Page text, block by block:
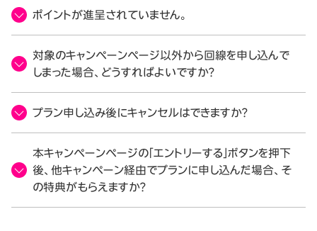
ポイントが進呈されていません。
対象のキャンペーンページ以外から回線を申し込んで
しまった場合、どうすればよいですか？
プラン申し込み後にキャンセルはできますか？
本キャンペーンページの「エントリーする」ボタンを押下
後、他キャンペーン経由でプランに申し込んだ場合、そ
の特典がもらえますか？